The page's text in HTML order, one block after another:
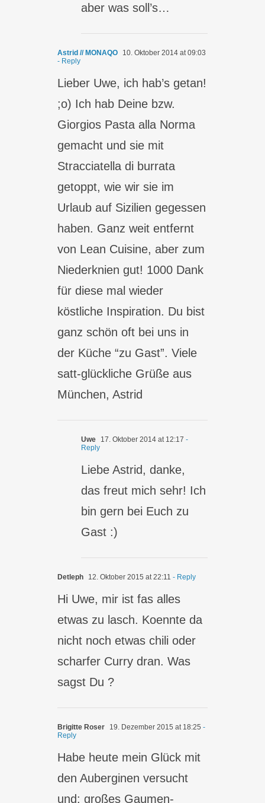
aber was soll’s…
Astrid // MONAQO
10. Oktober 2014 at 09:03
- Reply
Lieber Uwe, ich hab’s getan!
;o) Ich hab Deine bzw.
Giorgios Pasta alla Norma
gemacht und sie mit
Stracciatella di burrata
getoppt, wie wir sie im
Urlaub auf Sizilien gegessen
haben. Ganz weit entfernt
von Lean Cuisine, aber zum
Niederknien gut! 1000 Dank
für diese mal wieder
köstliche Inspiration. Du bist
ganz schön oft bei uns in
der Küche “zu Gast”. Viele
satt-glückliche Grüße aus
München, Astrid
Uwe 17. Oktober 2014 at 12:17 -
Reply
Liebe Astrid, danke,
das freut mich sehr! Ich
bin gern bei Euch zu
Gast :)
Detleph 12. Oktober 2015 at 22:11 - Reply
Hi Uwe, mir ist fas alles
etwas zu lasch. Koennte da
nicht noch etwas chili oder
scharfer Curry dran. Was
sagst Du ?
Brigitte Roser 19. Dezember 2015 at 18:25 -
Reply
Habe heute mein Glück mit
den Auberginen versucht
und: großes Gaumen-